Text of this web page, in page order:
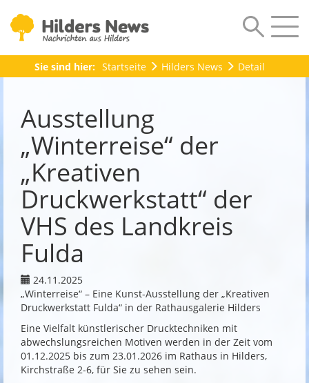
Sie sind hier: Startseite Hilders News Detail
Ausstellung
„Winterreise“ der
„Kreativen
Druckwerkstatt“ der
VHS des Landkreis
Fulda
24.11.2025
„Winterreise“ – Eine Kunst-Ausstellung der „Kreativen
Druckwerkstatt Fulda“ in der Rathausgalerie Hilders
Eine Vielfalt künstlerischer Drucktechniken mit
abwechslungsreichen Motiven werden in der Zeit vom
01.12.2025 bis zum 23.01.2026 im Rathaus in Hilders,
Kirchstraße 2-6, für Sie zu sehen sein.